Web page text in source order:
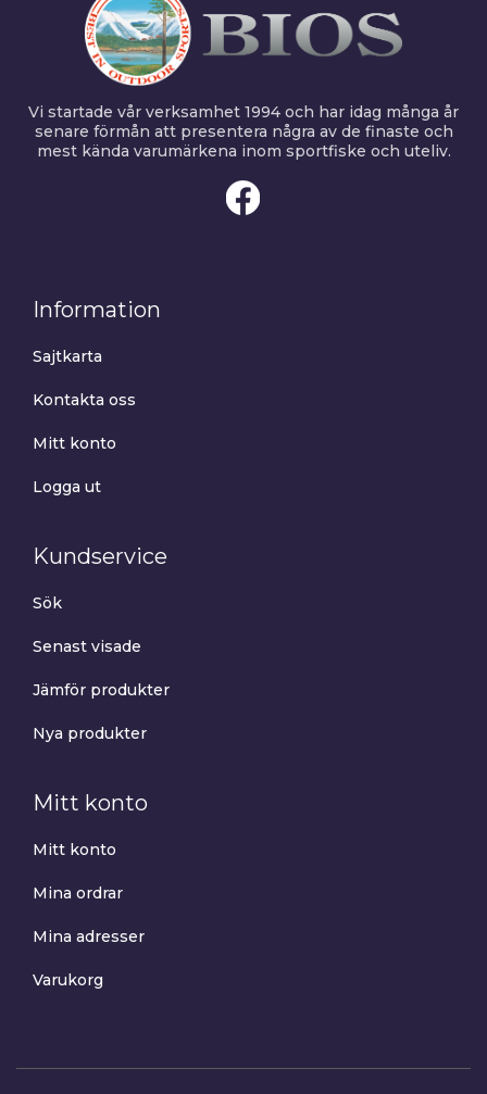
Vi startade vår verksamhet 1994 och har idag många år
senare förmån att presentera några av de finaste och
mest kända varumärkena inom sportfiske och uteliv.
Information
Sajtkarta
Kontakta oss
Mitt konto
Logga ut
Kundservice
Sök
Senast visade
Jämför produkter
Nya produkter
Mitt konto
Mitt konto
Mina ordrar
Mina adresser
Varukorg